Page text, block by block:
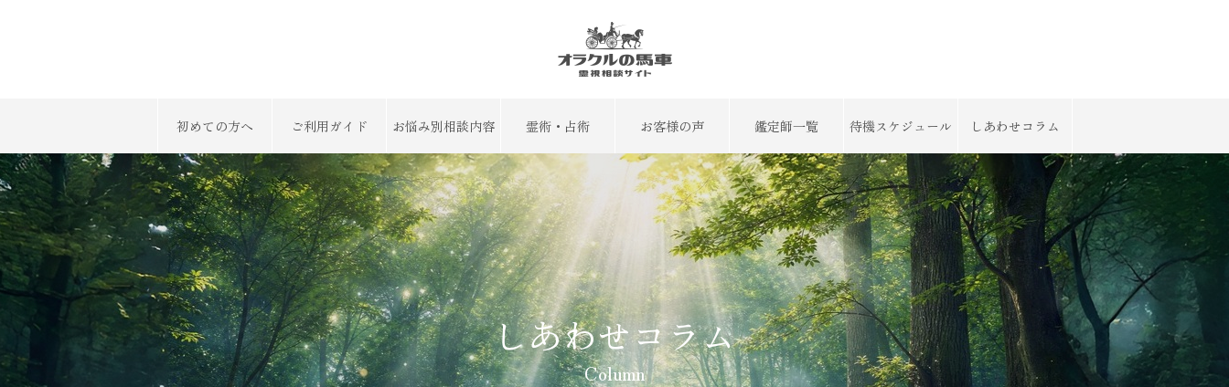
初めての方へ ご利用ガイド お悩み別相談内容 霊術・占術 お客様の声 鑑定師一覧 待機スケジュール しあわせコラム
しあわせコラム
Column